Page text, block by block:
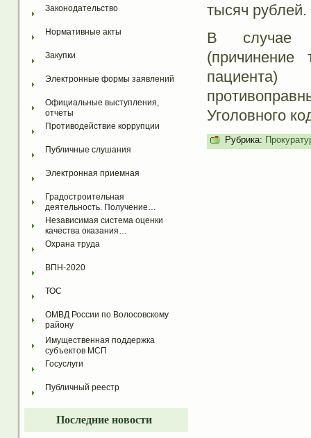
Законодательство
Нормативные акты
Закупки
Электронные формы заявлений
Официальные выступления,
отчеты
Противодействие коррупции
Публичные слушания
Электронная приемная
Градостроительная
деятельность. Получение…
Независимая система оценки
качества оказания…
Охрана труда
ВПН-2020
ТОС
ОМВД России по Волосовскому
району
Имущественная поддержка
субъектов МСП
Госуслуги
Публичный реестр
Последние новости
тысяч рублей.
В случае
(причинение
пациента)
Уголовного
Рубрика: